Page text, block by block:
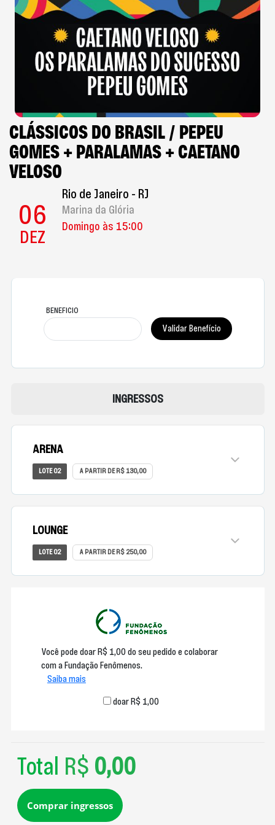
CLÁSSICOS DO BRASIL / PEPEU
GOMES + PARALAMAS + CAETANO
VELOSO
06
DEZ
Rio de Janeiro - RJ
Marina da Glória
Domingo às 15:00
BENEFICIO
INGRESSOS
ARENA
LOTE 02 A PARTIR DE R$ 130,00
LOUNGE
LOTE 02 A PARTIR DE R$ 250,00
Você pode doar R$ 1,00 do seu pedido e colaborar
com a Fundação Fenômenos.
Saiba mais
doar R$ 1,00
Total R$0,00
Comprar ingressos